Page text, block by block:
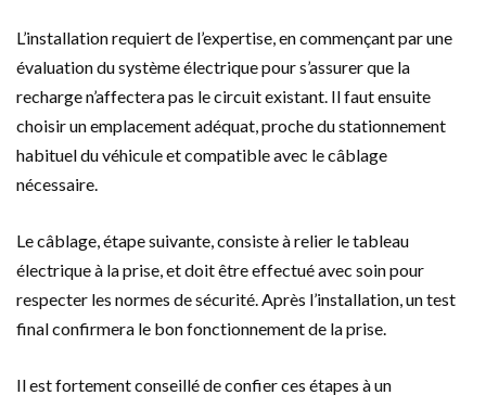
L’installation requiert de l’expertise, en commençant par une
évaluation du système électrique pour s’assurer que la
recharge n’affectera pas le circuit existant. Il faut ensuite
choisir un emplacement adéquat, proche du stationnement
habituel du véhicule et compatible avec le câblage
nécessaire.
Le câblage, étape suivante, consiste à relier le tableau
électrique à la prise, et doit être effectué avec soin pour
respecter les normes de sécurité. Après l’installation, un test
final confirmera le bon fonctionnement de la prise.
Il est fortement conseillé de confier ces étapes à un